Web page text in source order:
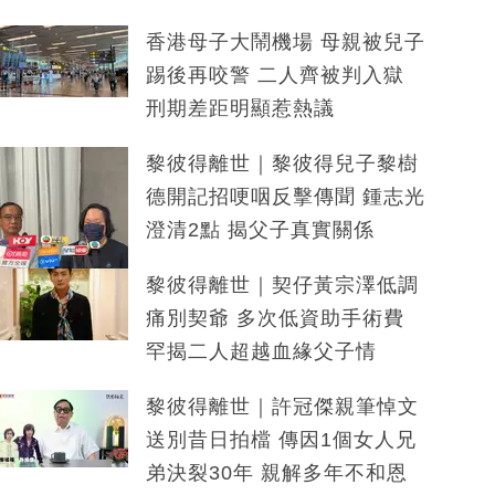
香港母子大鬧機場 母親被兒子
踢後再咬警 二人齊被判入獄
刑期差距明顯惹熱議
黎彼得離世｜黎彼得兒子黎樹
德開記招哽咽反擊傳聞 鍾志光
澄清2點 揭父子真實關係
黎彼得離世｜契仔黃宗澤低調
痛別契爺 多次低資助手術費
罕揭二人超越血緣父子情
黎彼得離世｜許冠傑親筆悼文
送別昔日拍檔 傳因1個女人兄
弟決裂30年 親解多年不和恩